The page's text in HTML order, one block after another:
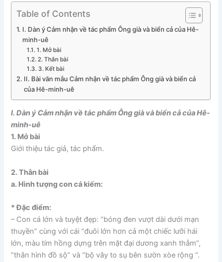
Table of Contents
I. Dàn ý Cảm nhận về tác phẩm Ông già và biển cả của Hê-
minh-uê
1. Mở bài
2. Thân bài
3. Kết bài
II. Bài văn mẫu Cảm nhận về tác phẩm Ông già và biển cả
của Hê-minh-uê
I. Dàn ý Cảm nhận về tác phẩm Ông già và biển cả của Hê-
minh-uê
1. Mở bài
Giới thiệu tác giả, tác phẩm.
2. Thân bài
a. Hình tượng con cá kiếm:
* Đặc điểm:
– Con cá lớn và tuyệt đẹp: “bóng đen vượt dài dưới mạn
thuyền” cùng với cái “đuôi lớn hơn cả một chiếc lưỡi hái
lớn, màu tím hồng dựng trên mặt đại dương xanh thẫm”,
“thân hình đồ sộ” và “bộ vây to sụ bên sườn xòe rộng “.